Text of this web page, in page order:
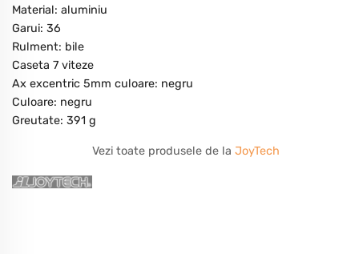
Material: aluminiu
Garui: 36
Rulment: bile
Caseta 7 viteze
Ax excentric 5mm culoare: negru
Culoare: negru
Greutate: 391 g
Vezi toate produsele de la JoyTech